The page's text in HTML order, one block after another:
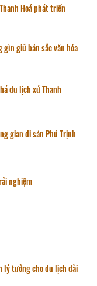
Hoá phát triển
gìn giữ bản sắc văn hóa
du lịch xứ Thanh
gian di sản Phủ Trịnh
nghiệm
lý tưởng cho du lịch dài